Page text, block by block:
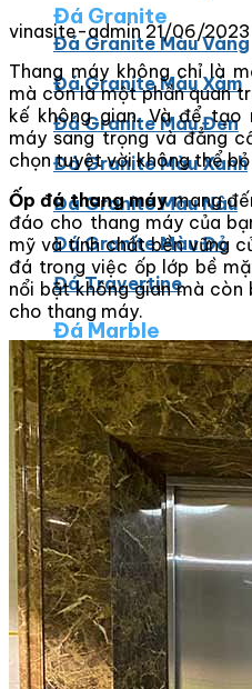
Đá Granite
Đá Granite Màu Vàng
Đá Granite Màu Xám
Đá Granite Màu Đen
Đá Granite Màu Xanh
Đá Granite Màu Nâu
Đá Granite Màu Đỏ
Đá Travertine
Đá Marble
Đá Marble Màu Kem
Đá Marble Màu Nâu
Đá Marble Màu Đen
Đá Marble Màu Đỏ
Đá Marble Màu Vàng
Đá Marble Màu Trắng
Đá Marble Màu Xanh
Đá Ốp
Đá Ốp Bàn Bếp Nhân
vinasite-admin 21/06/2023
Thang máy không chỉ là
mà còn là một phần quan
kế không gian. Và để tạo
máy sang trọng và đẳng
chọn tuyệt vời không thể bỏ
Ốp đá thang máymang
đáo cho thang máy của
mỹ và tính chất bền vững
đá trong việc ốp lớp bề
nổi bật không gian mà
cho thang máy.